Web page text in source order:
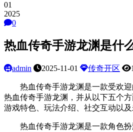
01
2025
0
热血传奇手游龙渊是什
admin 2025-11-01 传奇开区
热血传奇手游龙渊是一款受欢迎
热血传奇手游龙渊，并从以下五个方
游戏特色、玩法介绍、社交互动以及
热血传奇手游龙渊是一款角色扮